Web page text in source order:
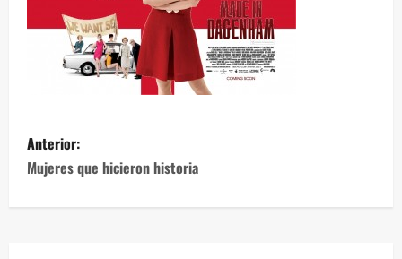
Anterior:
Mujeres que hicieron historia